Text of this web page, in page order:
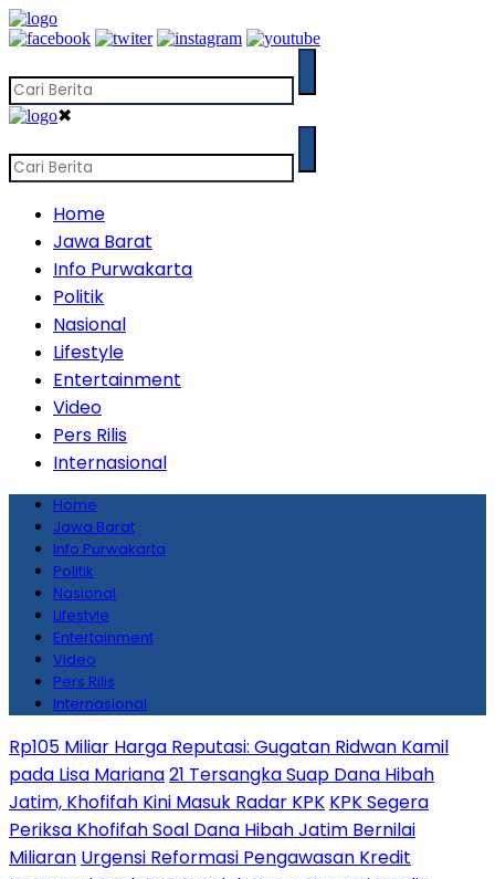
✖
Home
Jawa Barat
Info Purwakarta
Politik
Nasional
Lifestyle
Entertainment
Video
Pers Rilis
Internasional
Home
Jawa Barat
Info Purwakarta
Politik
Nasional
Lifestyle
Entertainment
Video
Pers Rilis
Internasional
Rp105 Miliar Harga Reputasi: Gugatan Ridwan Kamil
pada Lisa Mariana21 Tersangka Suap Dana Hibah
Jatim, Khofifah Kini Masuk Radar KPK KPK Segera
Periksa Khofifah Soal Dana Hibah Jatim Bernilai
Miliaran Urgensi Reformasi Pengawasan Kredit